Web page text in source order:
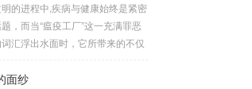
上冲锋陷阵、排兵布阵，游戏中
斗都充满了变...
负着守护的重任，他们身躯魁梧，
宛如一道不可逾越的城墙，为队
挡雨，抵御着来自各方的邪恶势
的进程中,疾病与健康始终是紧密
，而当“瘟疫工厂”这一充满罪恶
汇浮出水面时，它所带来的不仅
序的严重挑战。 “瘟疫工厂”并非
面纱